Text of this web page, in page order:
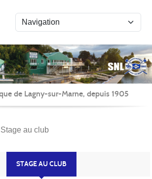
de Lagny-sur-Marne, depuis 1905
Stage au club
STAGE AU CLUB
des cookies